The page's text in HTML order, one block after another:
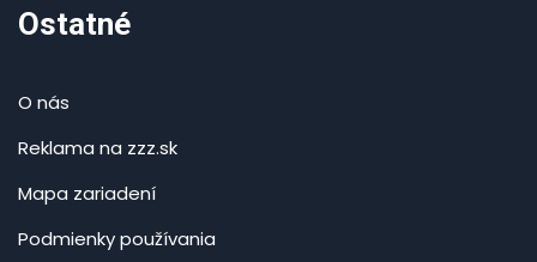
Ostatné
O nás
Reklama na zzz.sk
Mapa zariadení
Podmienky používania